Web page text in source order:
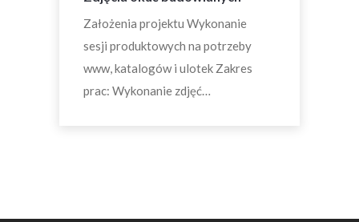
Założenia projektu Wykonanie
sesji produktowych na potrzeby
www, katalogów i ulotek Zakres
prac: Wykonanie zdjęć…